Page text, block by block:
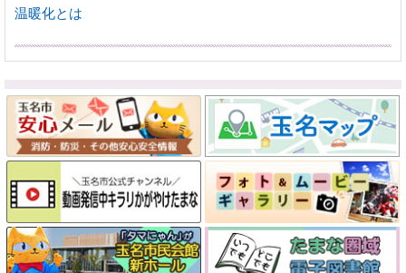
温暖化とは